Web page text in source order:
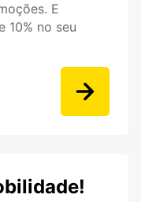
E
10% no seu